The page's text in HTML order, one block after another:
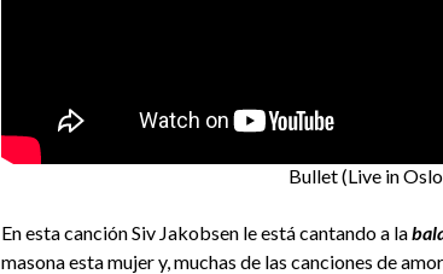
Bullet (Live in
En esta canción Siv Jakobsen le está cantando a la
masona esta mujer y, muchas de las canciones de